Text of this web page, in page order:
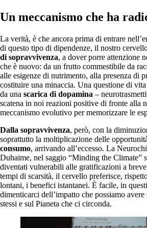
Un meccanismo che ha
La verità, è che ancora prima di entrare
di questo tipo di dipendenze, il nostro
di sopravvivenza, a dover porre attenzione
che è nuovo: da un frutto commestibile da
alle esigenze di nutrimento, alla presenza di
costituire una minaccia. Una questione di
da una scarica di dopamina –
scatena in noi reazioni positive di fronte alla
meccanismo evolutivo per memorizzare le
Dalla sopravvivenza, però, con la
soprattutto la moltiplicazione delle
consumo, arrivando all’eccesso. La
Duhaime, nel saggio “Minding the Climate”
diventati vulnerabili alle gratificazioni a
tempi di scarsità, il cervello preferisce,
lontani, i benefici istantanei. È facile, in
dimenticarci dell’impatto che possiamo
stessi e sul Pianeta che ci circonda.